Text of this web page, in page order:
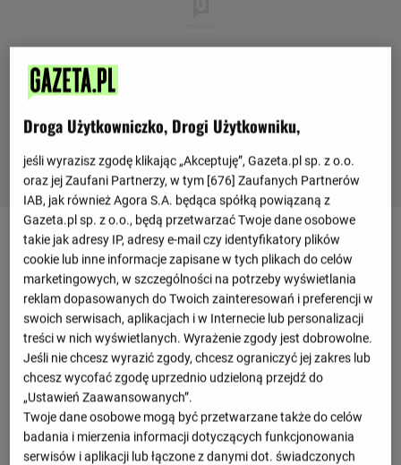
Ostatnie mecze
Oostende 4 : 4
0 : 3
Deinze
Oostende 5 : 2
2 : 1
Zulte Waregem
Oostende 0 : 0
Amiens 2 : 1
1 : 0
Oostende
Droga Użytkowniczko, Drogi Użytkowniku,
jeśli wyrazisz zgodę klikając „Akceptuję”, Gazeta.pl sp. z o.o.
oraz jej Zaufani Partnerzy, w tym [676] Zaufanych Partnerów
IAB, jak również Agora S.A. będąca spółką powiązaną z
Gazeta.pl sp. z o.o., będą przetwarzać Twoje dane osobowe
takie jak adresy IP, adresy e-mail czy identyfikatory plików
cookie lub inne informacje zapisane w tych plikach do celów
marketingowych, w szczególności na potrzeby wyświetlania
reklam dopasowanych do Twoich zainteresowań i preferencji w
swoich serwisach, aplikacjach i w Internecie lub personalizacji
treści w nich wyświetlanych. Wyrażenie zgody jest dobrowolne.
Jeśli nie chcesz wyrazić zgody, chcesz ograniczyć jej zakres lub
chcesz wycofać zgodę uprzednio udzieloną przejdź do
„Ustawień Zaawansowanych”.
Twoje dane osobowe mogą być przetwarzane także do celów
badania i mierzenia informacji dotyczących funkcjonowania
serwisów i aplikacji lub łączone z danymi dot. świadczonych